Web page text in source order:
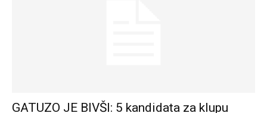
GATUZO JE BIVŠI: 5 kandidata za klupu